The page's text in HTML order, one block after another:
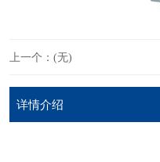
上一个：(无)
详情介绍